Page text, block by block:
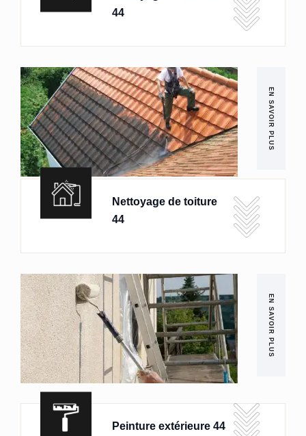
44
EN SAVOIR PLUS
Nettoyage de toiture
44
EN SAVOIR PLUS
Peinture extérieure 44